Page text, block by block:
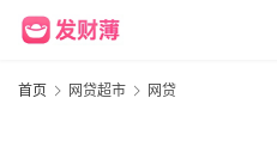
首页 网贷超市 网贷